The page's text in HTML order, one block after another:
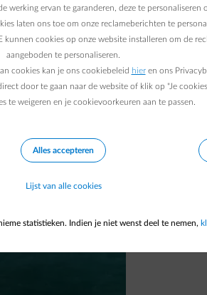
vol duurzame
van deze
werking ervan te garanderen, deze te personaliseren
laten ons toe om onze reclameberichten te
kunnen cookies op onze website installeren om de
aangeboden te personaliseren.
cookies kan je ons cookiebeleid hieren ons
door te gaan naar de website of klik op "Je
te weigeren en je cookievoorkeuren aan te passen.
Alles accepteren
Lijst van alle cookies
statistieken. Indien je niet wenst deel te nemen,